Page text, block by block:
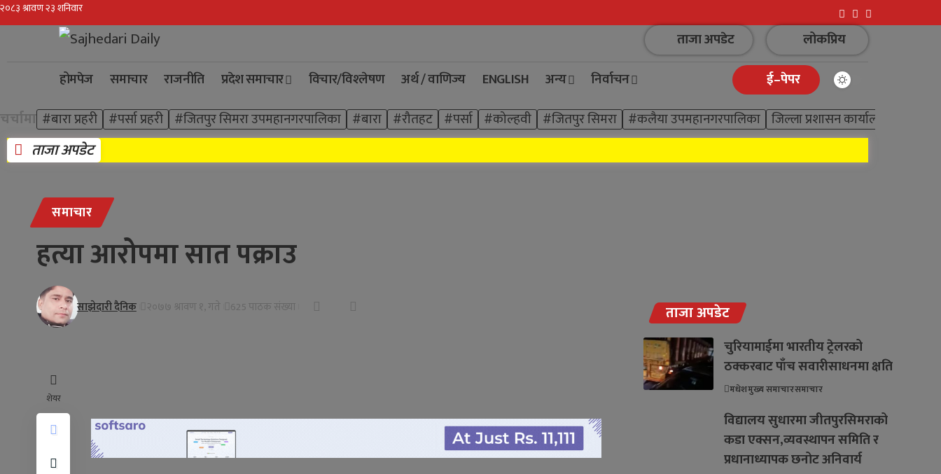
ताजा अपडेट
लोकप्रिय
होमपेज
समाचार राजनीति प्रदेश समाचार विचार/विश्‍लेषण अर्थ / वाणिज्य ENGLISH अन्य निर्वाचन ई–पेपर
चर्चामा #बारा प्रहरी #पर्सा प्रहरी #जितपुर सिमरा उपमहानगरपालिका #बारा #रौतहट #पर्सा #कोल्हवी #जितपुर सिमरा #कलैया उपमहानगरपालिका जिल्ला प्रशासन कार्यालय बारा
ताजा अपडेट
समाचार
हत्या आरोपमा सात पक्राउ
साझेदारी दैनिक २०७७ श्रावण १, गते 625 पाठक संख्या
शेयर
ताजा अपडेट
चुरियामाईमा भारतीय ट्रेलरको
ठक्करबाट पाँच सवारीसाधनमा क्षति
मधेशमुख्य समाचारसमाचार
विद्यालय सुधारमा जीतपुरसिमराको
कडा एक्सन,व्यवस्थापन समिति र
प्रधानाध्यापक छनोट अनिवार्य